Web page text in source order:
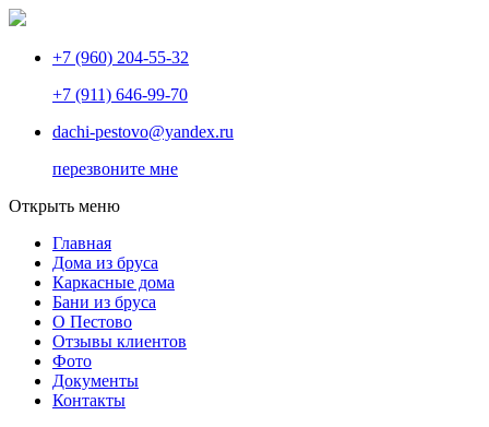
+7 (960) 204-55-32
+7 (911) 646-99-70
dachi-pestovo@yandex.ru
перезвоните мне
Открыть меню
Главная
Дома из бруса
Каркасные дома
Бани из бруса
О Пестово
Отзывы клиентов
Фото
Документы
Контакты